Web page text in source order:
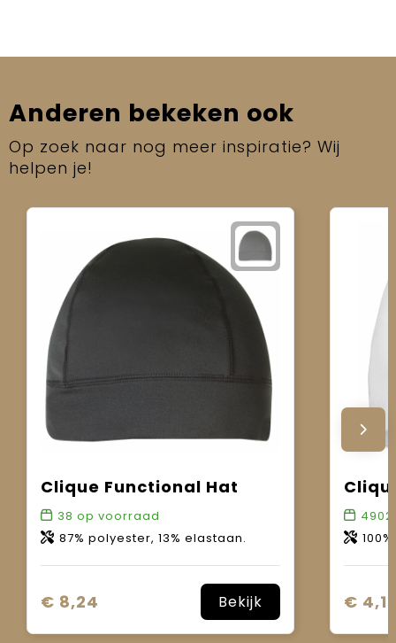
Anderen bekeken ook
Op zoek naar nog meer inspiratie? Wij
helpen je!
Clique Functional Hat
38 op voorraad
87% polyester, 13% elastaan.
€ 8,24 Bekijk
100%
€